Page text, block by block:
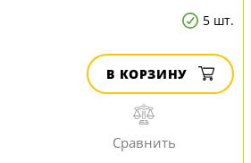
5 шт.
В КОРЗИНУ